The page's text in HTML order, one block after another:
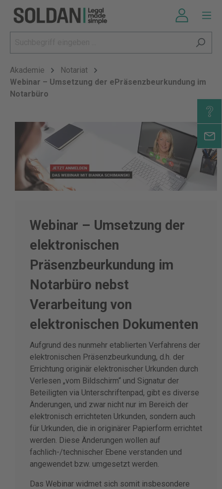
Akademie
Notariat
Webinar – Umsetzung der ePräsenzbeurkundung im
Notarbüro
Webinar – Umsetzung der
elektronischen
Präsenzbeurkundung im
Notarbüro nebst
Verarbeitung von
elektronischen Dokumenten
Aufgrund des nunmehr etablierten Verfahrens der
elektronischen Präsenzbeurkundung, d.h. der
Errichtung originär elektronischer Urkunden durch
Verlesen „vom Bildschirm“ und Signatur der
Beteiligten via Unterschriftenpad, gibt es diverse
Änderungen, und zwar nicht nur im Bereich der
elektronisch errichteten Urkunden, sondern auch
für Urkunden, die in originärer Papierform errichtet
werden. Diese Änderungen wollen auf
fachlich-/technischer Ebene verstanden und
angewendet bzw. umgesetzt werden.
Das Webinar widmet sich somit insbesondere